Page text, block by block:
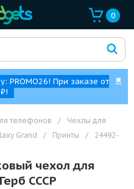
0
PROMO26! При заказе от
✖
телефонов /
Чехлы для
Grand / Принты /
24492-
чехол для
СССР